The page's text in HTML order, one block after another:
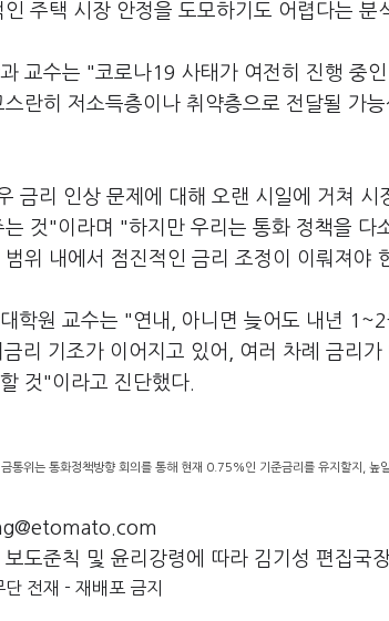
주택 시장 안정을 도모하기도 어렵다는 분
교수는 "코로나19 사태가 여전히 진행 중
란히 저소득층이나 취약층으로 전달될 가
금리 인상 문제에 대해 오랜 시일에 거쳐
것"이라며 "하지만 우리는 통화 정책을 다
위 내에서 점진적인 금리 조정이 이뤄져야
학원 교수는 "연내, 아니면 늦어도 내년
리 기조가 이어지고 있어, 여러 차례 금리
것"이라고 진단했다.
통위는 통화정책방향 회의를 통해 현재 0.75%인 기준금리를 유지할지, 높
도준칙 및 윤리강령에 따라 김기성 편집국
전재 - 재배포 금지